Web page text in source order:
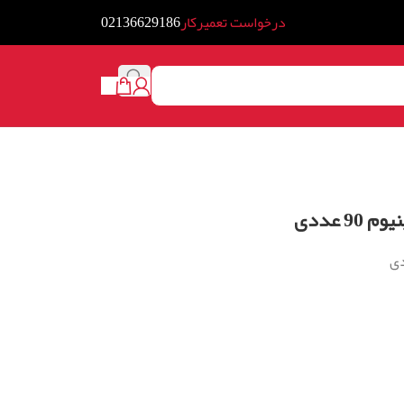
درخواست تعمیرکار02136629186